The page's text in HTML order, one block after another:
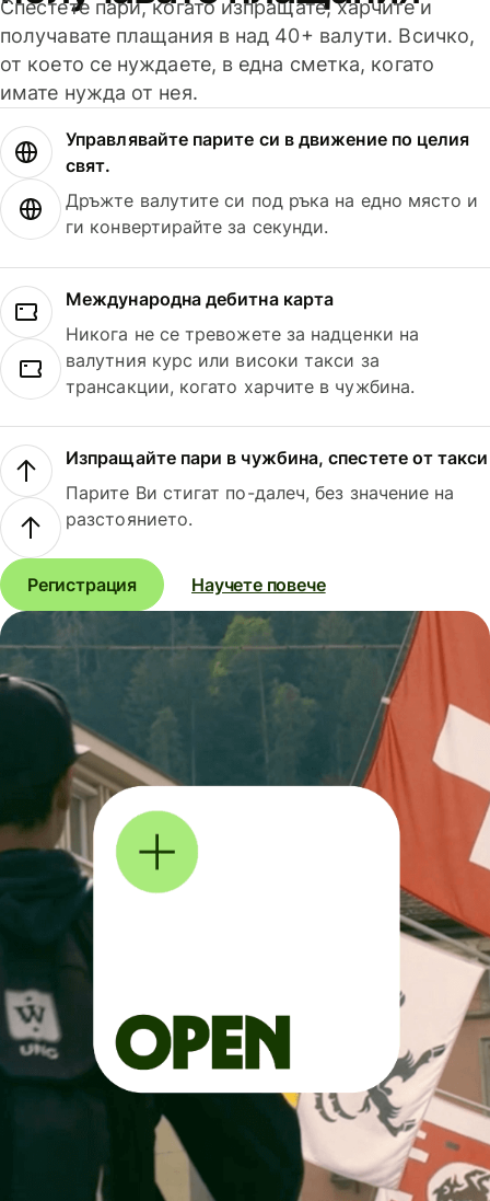
Спестете пари, когато изпращате, харчите и
получавате плащания в над 40+ валути. Всичко,
от което се нуждаете, в една сметка, когато
имате нужда от нея.
Управлявайте парите си в движение по целия
свят.
Дръжте валутите си под ръка на едно място и
ги конвертирайте за секунди.
Международна дебитна карта
Никога не се тревожете за надценки на
валутния курс или високи такси за
трансакции, когато харчите в чужбина.
Изпращайте пари в чужбина, спестете от такси
Парите Ви стигат по-далеч, без значение на
разстоянието.
Регистрация Научете повече